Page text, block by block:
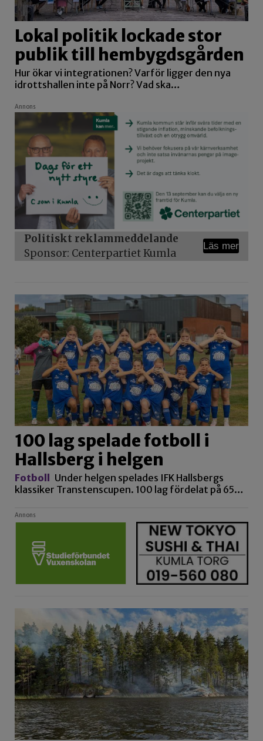
Lokal politik lockade stor
publik till hembygdsgården
Hur ökar vi integrationen? Varför ligger den nya
idrottshallen inte på Norr? Vad ska…
Annons
Politiskt reklammeddelande
Sponsor: Centerpartiet Kumla
Läs mer
100 lag spelade fotboll i
Hallsberg i helgen
Fotboll Under helgen spelades IFK Hallsbergs
klassiker Transtenscupen. 100 lag fördelat på 65…
Annons